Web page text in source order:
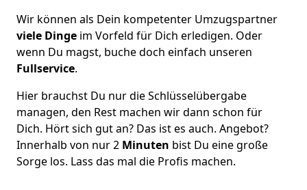
Wir können als Dein kompetenter Umzugspartner
viele Dinge im Vorfeld für Dich erledigen. Oder
wenn Du magst, buche doch einfach unseren
Fullservice.
Hier brauchst Du nur die Schlüsselübergabe
managen, den Rest machen wir dann schon für
Dich. Hört sich gut an? Das ist es auch. Angebot?
Innerhalb von nur 2 Minuten bist Du eine große
Sorge los. Lass das mal die Profis machen.